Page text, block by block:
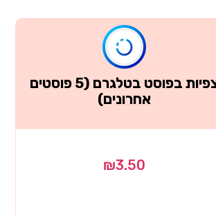
צפיות בפוסט בטלגרם (5 פוסטים
אחרונים)
₪3.50